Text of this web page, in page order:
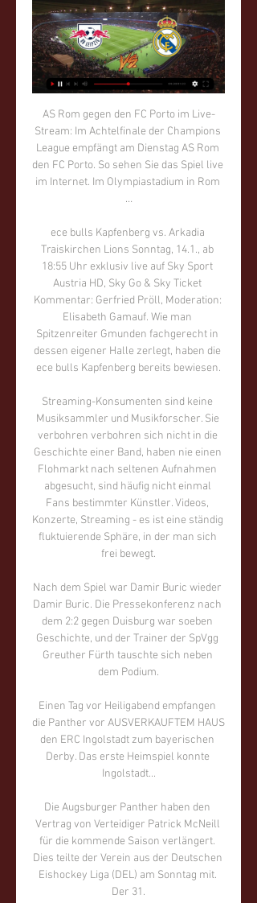
AS Rom gegen den FC Porto im Live-Stream: Im Achtelfinale der Champions League empfängt am Dienstag AS Rom den FC Porto. So sehen Sie das Spiel live im Internet. Im Olympiastadium in Rom …

ece bulls Kapfenberg vs. Arkadia Traiskirchen Lions Sonntag, 14.1., ab 18:55 Uhr exklusiv live auf Sky Sport Austria HD, Sky Go & Sky Ticket Kommentar: Gerfried Pröll, Moderation: Elisabeth Gamauf. Wie man Spitzenreiter Gmunden fachgerecht in dessen eigener Halle zerlegt, haben die ece bulls Kapfenberg bereits bewiesen.

Streaming-Konsumenten sind keine Musiksammler und Musikforscher. Sie verbohren verbohren sich nicht in die Geschichte einer Band, haben nie einen Flohmarkt nach seltenen Aufnahmen abgesucht, sind häufig nicht einmal Fans bestimmter Künstler. Videos, Konzerte, Streaming - es ist eine ständig fluktuierende Sphäre, in der man sich frei bewegt.

Nach dem Spiel war Damir Buric wieder Damir Buric. Die Pressekonferenz nach dem 2:2 gegen Duisburg war soeben Geschichte, und der Trainer der SpVgg Greuther Fürth tauschte sich neben dem Podium.

Einen Tag vor Heiligabend empfangen die Panther vor AUSVERKAUFTEM HAUS den ERC Ingolstadt zum bayerischen Derby. Das erste Heimspiel konnte Ingolstadt...

Die Augsburger Panther haben den Vertrag von Verteidiger Patrick McNeill für die kommende Saison verlängert. Dies teilte der Verein aus der Deutschen Eishockey Liga (DEL) am Sonntag mit. Der 31.

HC Elbflorenz/Dresden · Fr - , HC Rhein. Liga, HSC Coburg II, HSC Bad Neustadt, So. , , , , BZOL MD, HSC Coburg, HC auto-vip.eu Aug. Anders als in den Jahren zuvor startet der HSC Coburg die Die erste Begegnung gegen den HC Elbflorenz startet am August.

Champions League im TV und Livestream: RB Leipzig 18.12.2023 — Champions League im TV und Livestream: RB Leipzig – Real Madrid siehst du hier live Der Livestream ist über das Internet, Smart-TV oder den ...

„Mal sehen, was da überhaupt noch geht“, gestand die Rostockerin am Rande des Berlin-Marathon, als sie in der ARD-Live-Übertragung am Mikrophon Rede und Antwort stand, und zielte dabei vornehmlich auf die äußerst kurze Regenerationsphase nach ihrem Husarenstück von Göteborg ab.

Real Madrid gegen RB Leipzig live in Stream & TV 14.09.2022 — Real Madrid gegen RB Leipzig: Zum zweiten Champions-League-Spieltag werden die Leipziger vom spanischen Meister empfangen.

Morten Ravneng ist bei Facebook. Tritt Facebook bei, um dich mit Morten Ravneng und anderen Nutzern, die du kennst, zu vernetzen. Facebook gibt Menschen...

Hier finden Sie die Weltbild Filiale in Ihrer Nähe! Besuchen Sie uns vor Ort in einer unserer Weltbild Filialen – viele tolle Angebote warten auf Sie.

Europa League - Young Boys in Albanien, Lugano in Luzern - YB strebt am Donnerstag in Albanien bei Skenderbeu den ersten Auswärtssieg in der Europa League seit drei Jahren an. Lugano bestreitet gegen FCS Bukarest in Luzern das erste Heimspiel seit 2002.

lakers.ch Hunderte Fans, Supporter, 100er-Club-Mitglieder und sonstige Freunde der SCRJ Lakers haben sich bereits für den Extrazug vom 26. Januar 2019 nach Biel angemeldet. Unser Dank gebührt dabei unseren Stehplatz-Fans, die sich mit viel Engagement im Verkauf der Voucher eingesetzt haben.

EC Panaceo VSV - EC-KAC. Stadthalle Villach. Karten kaufen. Fr 22.11. 19:15 Uhr. EC Panaceo VSV - EHC LIWEST Black Wings Linz. Stadthalle Villach. Karten kaufen. Fr 29.11.. EC Panaceo VSV - Dornbirn Bulldogs. Stadthalle Villach. Karten kaufen. So 19.01. 17:30 Uhr. EC Panaceo VSV - HC Orli Znojmo. Stadthalle Villach. Karten kaufen. nach oben.

ALBA Berlin ist vorzeitig in das Halbfinale um die deutsche Basketball-Meisterschaft eingezogen. Die Hauptstädter setzten sich im dritten Viertelfinalspiel gegen ratiopharm Ulm mit 100:83 (50:43) durch und entschieden die Best-of-Five-Serie frühzeitig mit 3:0 für sich.

Auf der MediaNight stellen die Studierenden der Hochschule der Medien wieder vor, woran sie im Sommersemester gearbeitet haben. In der Nobelstraße 10, 8 und 10a sind ca. 120 Projekte aus nahezu allen Studiengängen der Hochschule zu sehen.

Champions League: RB Leipzig vs Real Madrid live im TV vor 17 Stunden — Gibt es einen kostenlosen Livestream für RB Leipzig gegen Real Madrid? Das Internet bietet natürlich Alternativen, wenn du nicht für den ...

Fachärzte Bad Radkersburg - sichten Sie alle Firmen und Unternehmen mit Adresse, Telefonnummer und ★ Bewertungen. Das Stadtbranchenbuch für Bad Radkersburg zeigt Ihnen aktuell ᐅ 85 Einträge.

Gesetzliche Feiertage 2020 in Lettland. Dazu Gedenktage, Ruhetage, religiöse Feste, Nationalfeiertag, Ferien sowie landesweite und regionale Bräuche.

Wir bieten Ihnen für jedes Bedürfnis die passende Banklösung. Egal, ob es dabei um Konten und Karten, ein Eigenheim, Vorsorge oder eine Geldanlage geht.

Leander Dendoncker Geboortedatum: 15-04-1995: Huidige club: Wolverhampton Wanderes: Vorige club(s): Wolverhampton Wanderers Wolverhampton Wanderes

7 mal in München, Rosenheim & Weiden. RABE Bike ist kein anonymer Webstore! Als der renommierteste Mountainbike Shop in München findest du uns mit derzeit 7 Filialen. Wenn du also im Raum München oder in der Oberpfalz wohnst, empfehlen wir bei einem unserer RABE Fahrrad Shops vorbeizuschauen. Persönliche Beratung ist uns wichtig. Aber auch.

Schauen Sie sich mal die Infografik für das Spiel FC United Zurich vs FC Basel II an - Sporticos.com ist ein Webservice, der Spieltagsprognosen in einer attraktiven Form von Infografiken präsentiert

Robert ist seit 2004 für haimspiel.de tätig und hat in der Zeit unter anderem am Radio das Rekordspiel gegen Mannheim kommentiert und war Mit-Ideengeber für die "Wir sind Haie"-Shirts. Zusammen mit Dennis hat er die Facebook-Seite der Kölner Haie ins Leben gerufen und für den Club aufgebaut

Du hast 4 Möglichkeiten, von Lugano nach Luzern, Hotel Seeburg zu kommen. Die Billigste ist per Bus und kostet 7€. Die Schnellste ist per Autofahrt und dauert 1 Stunde.

Welche Partien der Champions League sind in Deutschland wo im TV oder im LIVE-STREAM zu sehen? Goal liefert den Überblick vor Start der Gruppenphase. DAZN und Sky sind die beiden Übertragungssender der UEFA Champions League in der Saison 2019/20. Goal …

Beatriz Ferrer-Salat verletzt – kein Start in Göteborg Doro Schneider und Rock’n Rose rocken Grand Prix in Münster Olympische Spiele erst in Paris – Los Angeles folgt

RB Leipzig gegen Real Madrid LIVE: Alle Infos zur vor 5 Tagen — Wo wird Leipzig gegen Real Madrid heute übertragen? Das Achtelfinale-Hinspiel zwischen RB Leipzig und Real Madrid wird am Dienstag ab 21:00 Uhr ...

Die Hardee’s Pro Classic 2018 war ein Tennisturnier für Damen in Dothan, Alabama. Das Sandplatzturnier war Teil des ITF Women’s Circuit 2018 und fand vom 16. bis 22. April 2018 statt.

RB Leipzig vs. Real Madrid live: Übertragung im TV, vor 15 Stunden — RB gegen Real live: Übertragung im Ticker - Champions League. Eurosport.de begleitet das Hinspiel zwischen RB Leipzig und Real Madrid im ...

Duisburg vs Greuther Fürth Live-Ticker, Fussball Deutschland, Dezember 02 2017. Ergebnis Duisburg vs Greuther Fürth Livescore und Resultat. Tore, Aufstellungen, Spieler, Schiedsrichter und Nachrichten.

Nachtexpress Für Nachtschwärmer, EVZ-Fans und Geniesser: Wir bringen Sie auch zur späten Stunde noch nach Hause. Auf sechs Linien sind wir im Zuger Nachtexpress für Sie im ganzen Kanton unterwegs, damit auch nachts nichts in Zug stehen bleibt.

Der Cup schreibt eigene Geschichten, das ist ein viel bemühter Satz. Im Halbfinal hatte dieser insofern seine Richtigkeit, als der EVZ zuvor achtmal hintereinander gegen Bern verloren hatte und die Lakers siebenmal in Folge gegen die Tigers. Mit Zug und Bern trafen die beiden derzeit besten Teams

So sehen Sie Real Madrid gegen RB Leipzig im TV und 14.09.2022 — Das Champions-League-Duell zwischen Real Madrid und RB Leipzig sehen Sie im TV auf dem Sender DAZN2, im Internet bietet DAZN einen Livestream.

Pirates of the Caribbean (englisch für Piraten der Karibik), oder alternativ auch Fluch der Karibik genannt, ist eine Piratenfilmreihe von Walt Disney Pictures, die auf der gleichnamigen Themenfahrt basiert. Zur Filmreihe sind auch viele Videospiele und zwei weitere Attraktionen in den Disneylands erschienen. In der Hauptrolle, Jack Sparrow.

TUSEM-Rechtsaußen Felix Klingler über die bevorstehende Partie: „In Dresden erwartet uns ein unangenehmer Gegner, der in eigener Halle schwer zu schlagen sein wird. Das Team des HC Elbflorenz hat in der letzten Woche mit dem Auswärtssieg in Lübeck gezeigt, dass sie gegen jeden Gegner in dieser Liga bestehen können. Trotzdem fahren wir.

BG Göttingen und Basket Oldenburg im Pokal-Viertelfinale. 29.09.2019 - Die BG Göttingen und die EWE Baskets Oldenburg haben das Viertelfinale des deutschen Basketball-Pokals erreicht.

Der Cup des Österreichischen Fußball-Bundes wurde in der Saison 1984/85 zum 51. Mal ausgespielt. Pokalsieger wurde vor 15.000 Zuschauern im Wiener Gerhard-Hanappi-Stadion der SK Rapid Wien, nachdem das Spiel 1:1 (0:0) und auch die Verlängerung 3:3-Unentschieden geendet hatte, durch einen 6:5-Sieg im Elfmeterschießen im Finale gegen den FK.

Head to Head: RB Leipzig vs Real Madrid vor 14 Stunden — Before the Champions League round of 16: The key players from RB Leipzig and Real Madrid in comparison ▷ Everything you need to know before ...

FC Münsingen – Sandreutenen, Münsingen 16. August 2019 – 20:15 Uhr Organisator FC Münsingen Teilnehmer 1 FC Münsingen Turnierdatum 16.08.2019 2 SC Münchenbuchsee Kontaktperson Jürg Hauert 3 FC Breitenrain @-Mail j.hauert@blattenheid.ch 4 SC Bümpliz Telefon Platz 1 Zeit Spiel Resultat

RB Leipzig vs. Real Madrid Tipp, Prognose & Quoten vor 16 Stunden — Wenn man in der Champions League gegen die Königlichen antreten darf, noch dazu in einem Achtelfinale, dann muss man als Trainer nicht mehr viel ...

Der DHB-Pokal der Frauen 2016/17 war die 43. Austragung des wichtigsten deutschen Hallenhandball-Pokalwettbewerbs für Frauen. DHB-Pokalsieger 2017 wurde der Buxtehuder SV, der im Fin